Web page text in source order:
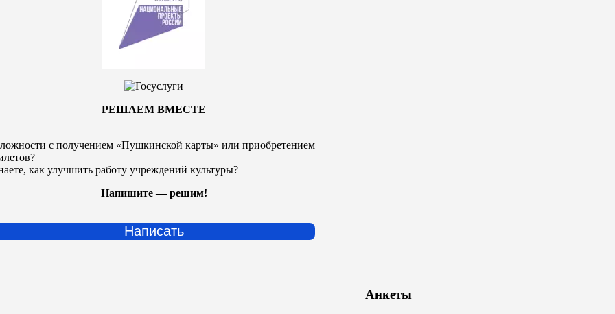
РЕШАЕМ ВМЕСТЕ
с получением «Пушкинской карты» или приобретением
как улучшить работу учреждений культуры?
Напишите — решим!
Написать
Анкеты